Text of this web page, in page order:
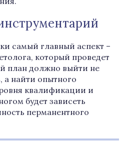
самый главный аспект –
который проведет
план должно выйти не
а найти опытного
квалификации и
будет зависеть
перманентного